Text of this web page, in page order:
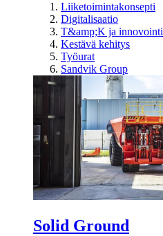
Liiketoimintakonsepti
Digitalisaatio
T&amp;K ja innovointi
Kestävä kehitys
Työurat
Sandvik Group
Solid Ground